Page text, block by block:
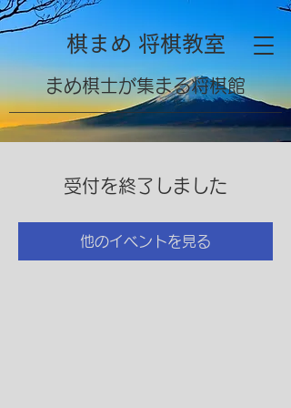
棋まめ 将棋教室
​まめ棋士が集まる将棋館
受付を終了しました
他のイベントを見る